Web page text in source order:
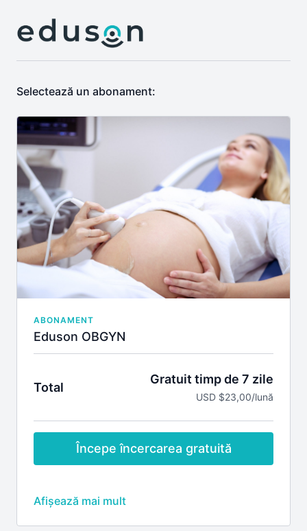
Selectează un abonament:
ABONAMENT
Eduson OBGYN
Total
Gratuit timp de 7 zile
USD $23,00/lună
Începe încercarea gratuită
Include
Credite EMC pentru webinarile pe specialitatea
obstetrica si ginecologie în timpul premierei